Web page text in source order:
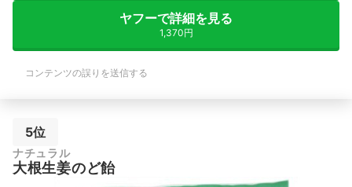
ヤフーで詳細を見る
1,370円
コンテンツの誤りを送信する
5位
ナチュラル
大根生姜のど飴